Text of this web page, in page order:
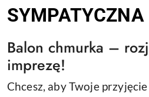
Balon chmurka –
imprezę!
Chcesz, aby Twoje przyjęcie